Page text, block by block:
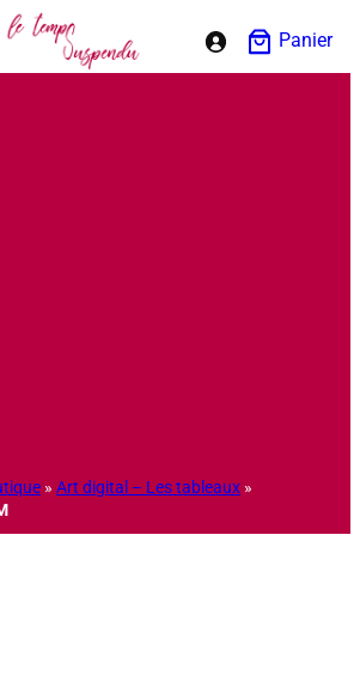
Panier
» Art digital – Les tableaux »